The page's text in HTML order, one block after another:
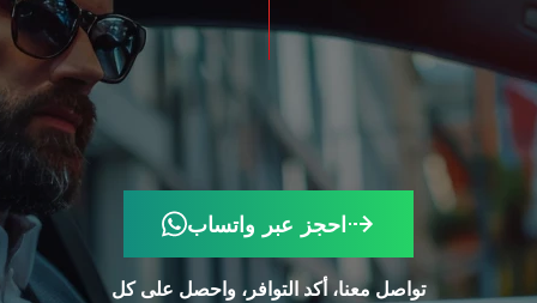
احجز عبر واتساب
تواصل معنا، أكد التوافر، واحصل على كل